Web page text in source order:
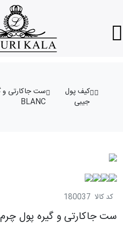
کیف پول
جیبی
BLANC
کد کالا 180037
ست جاکارتی و گیره پول چرم MONT BLANC